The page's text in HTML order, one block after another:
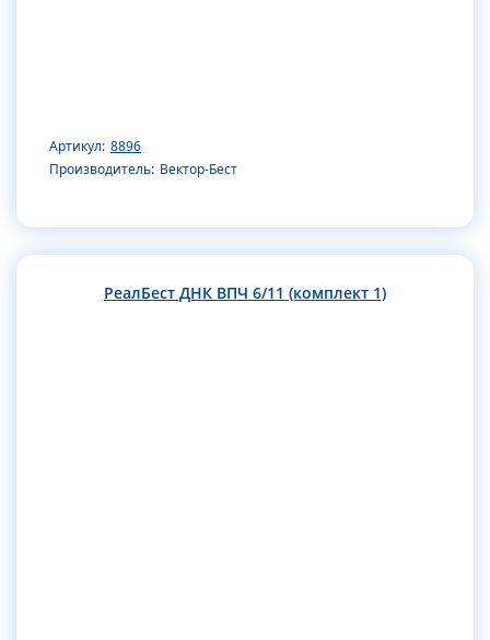
Артикул: 8896
Производитель: Вектор-Бест
РеалБест ДНК ВПЧ 6/11 (комплект 1)